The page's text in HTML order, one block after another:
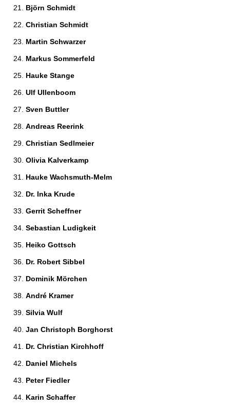
Björn Schmidt
Christian Schmidt
Martin Schwarzer
Markus Sommerfeld
Hauke Stange
Ulf Ullenboom
Sven Buttler
Andreas Reerink
Christian Sedlmeier
Olivia Kalverkamp
Hauke Wachsmuth-Melm
Dr. Inka Krude
Gerrit Scheffner
Sebastian Ludigkeit
Heiko Gottsch
Dr. Robert Sibbel
Dominik Mörchen
André Kramer
Silvia Wulf
Jan Christoph Borghorst
Dr. Christian Kirchhoff
Daniel Michels
Peter Fiedler
Karin Schaffer